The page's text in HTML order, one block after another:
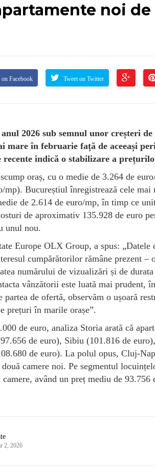
noi
on Facebook Tweet on Twitter
2026 sub semnul unor creșteri
în februarie față de aceeași
recente indică o stabilizare a
oraș, cu o medie de 3.264 de
Bucureștiul înregistrează cele mai
de 2.614 de euro/mp, în timp ce
de aproximativ 135.928 de euro
unul nou.
Europe OLX Group, a spus:
cumpărătorilor rămâne prezent –
numărului de vizualizări și de
vânzătorii este luată mai prudent,
de ofertă, observăm o ușoară
prețuri în marile orașe”.
de euro, analiza Storia arată că
de euro), Sibiu (101.816 de
de euro). La polul opus, Cluj-
camere noi. Pe segmentul
având un preț mediu de 93.756
2, 2026